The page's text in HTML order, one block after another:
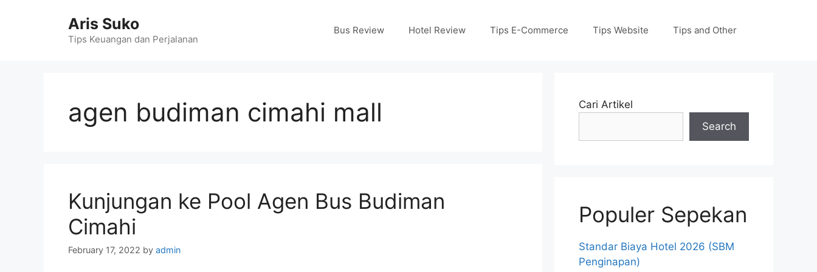
Aris Suko
Tips Keuangan dan Perjalanan
Bus Review Hotel Review Tips E-Commerce Tips Website Tips and Other
agen budiman cimahi mall
Kunjungan ke Pool Agen Bus Budiman
Cimahi
February 17, 2022 by admin
Cari Artikel
Search
Populer Sepekan
Standar Biaya Hotel 2026 (SBM
Penginapan)